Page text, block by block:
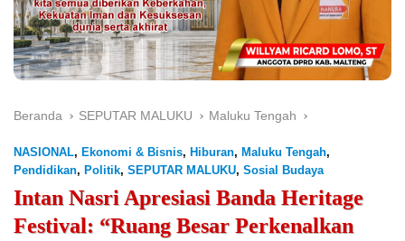
Beranda SEPUTAR MALUKU Maluku Tengah
NASIONAL, Ekonomi & Bisnis, Hiburan, Maluku Tengah,
Pendidikan, Politik, SEPUTAR MALUKU, Sosial Budaya
Intan Nasri Apresiasi Banda Heritage
Festival: “Ruang Besar Perkenalkan